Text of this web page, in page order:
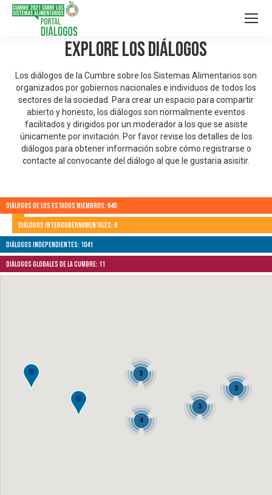
Explore los Diálogos
Los diálogos de la Cumbre sobre los Sistemas Alimentarios son
organizados por gobiernos nacionales e individuos de todos los
sectores de la sociedad. Para crear un espacio para compartir
abierto y honesto, los diálogos son normalmente eventos
facilitados y dirigidos por un moderador a los que se asiste
únicamente por invitación. Por favor revise los detalles de los
diálogos para obtener información sobre cómo registrarse o
contacte al convocante del diálogo al que le gustaria asisitir.
Diálogos de los Estados Miembros: 640
Diálogos Intergubernamentales: 6
Diálogos independientes: 1041
Diálogos globales de la Cumbre: 11
4
3
3
3